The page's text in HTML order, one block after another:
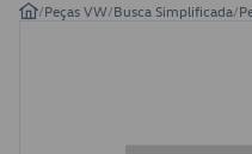
/Peças VW/Busca Simplificada/